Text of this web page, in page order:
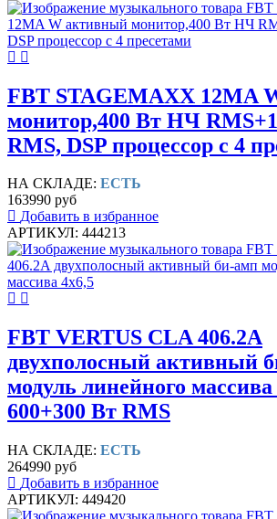
FBT STAGEMAXX 12MA
монитор,400 Вт НЧ
RMS, DSP процессор с 4
НА СКЛАДЕ: ЕСТЬ
163990 руб
Добавить в избранное
АРТИКУЛ: 444213
FBT VERTUS CLA 406.2A
двухполосный активный
модуль линейного
600+300 Вт RMS
НА СКЛАДЕ: ЕСТЬ
264990 руб
Добавить в избранное
АРТИКУЛ: 449420